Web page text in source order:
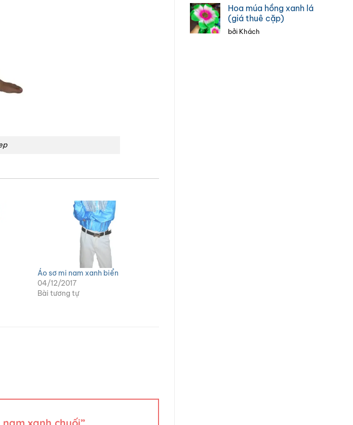
sao
Hoa múa hồng xanh lá
(giá thuê cặp)
bởi Khách
Áo sơ mi nam xanh biển
04/12/2017
Bài tương tự